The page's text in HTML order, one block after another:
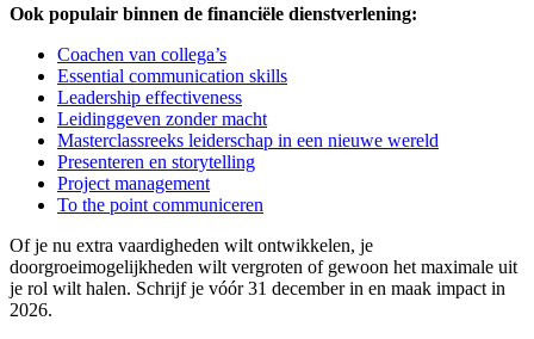
Ook populair binnen de financiële dienstverlening:
Coachen van collega’s
Essential communication skills
Leadership effectiveness
Leidinggeven zonder macht
Masterclassreeks leiderschap in een nieuwe wereld
Presenteren en storytelling
Project management
To the point communiceren
Of je nu extra vaardigheden wilt ontwikkelen, je
doorgroeimogelijkheden wilt vergroten of gewoon het maximale uit
je rol wilt halen. Schrijf je vóór 31 december in en maak impact in
2026.